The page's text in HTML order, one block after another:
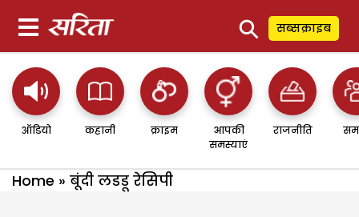
⚲ सब्सक्राइब
ऑडियो कहानी क्राइम
आपकी
समस्याएं
राजनीति
Home » बूंदी लडडू रेसिपी